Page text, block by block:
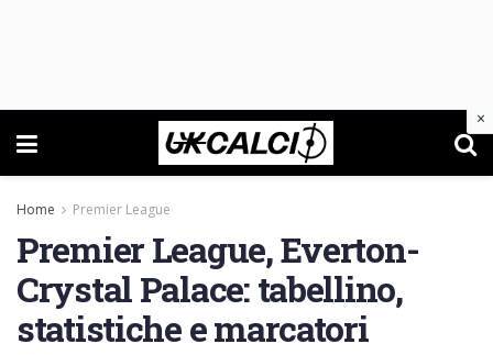
Home Premier League
Premier League, Everton-
Crystal Palace: tabellino,
statistiche e marcatori
×